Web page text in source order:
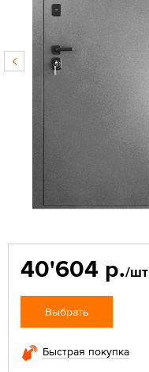
40'604 р./шт
Выбрать
Быстрая покупка